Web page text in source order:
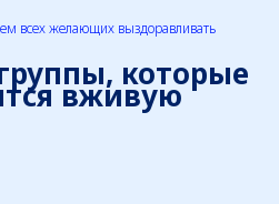
всех желающих выздоравливать
которые
вживую